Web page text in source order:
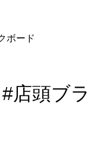
ボード
店頭ブラ